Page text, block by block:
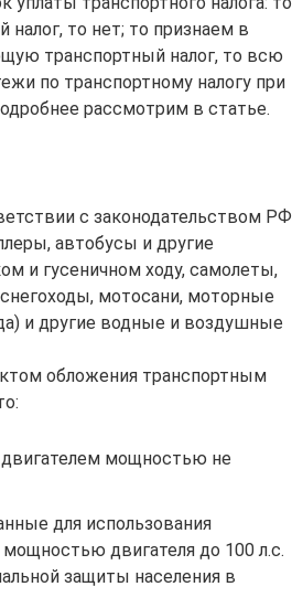
то нет; то признаем в
транспортный налог, то всю
по транспортному налогу при
рассмотрим в статье.
с законодательством РФ
автобусы и другие
и гусеничном ходу, самолеты,
мотосани, моторные
и другие водные и воздушные
обложения транспортным
мощностью не
для использования
двигателя до 100 л.с.
защиты населения в